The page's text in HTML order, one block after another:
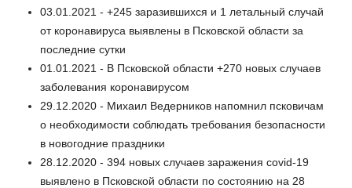
03.01.2021 - +245 заразившихся и 1 летальный случай
от коронавируса выявлены в Псковской области за
последние сутки
01.01.2021 - В Псковской области +270 новых случаев
заболевания коронавирусом
29.12.2020 - Михаил Ведерников напомнил псковичам
о необходимости соблюдать требования безопасности
в новогодние праздники
28.12.2020 - 394 новых случаев заражения covid-19
выявлено в Псковской области по состоянию на 28